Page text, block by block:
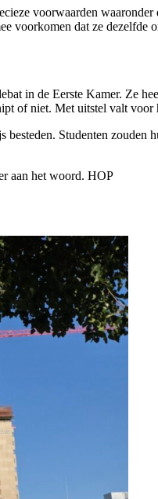
voorwaarden waaronder
voorkomen dat ze dezelfde
in de Eerste Kamer. Ze
of niet. Met uitstel valt voor
Studenten zouden
aan het woord. HOP